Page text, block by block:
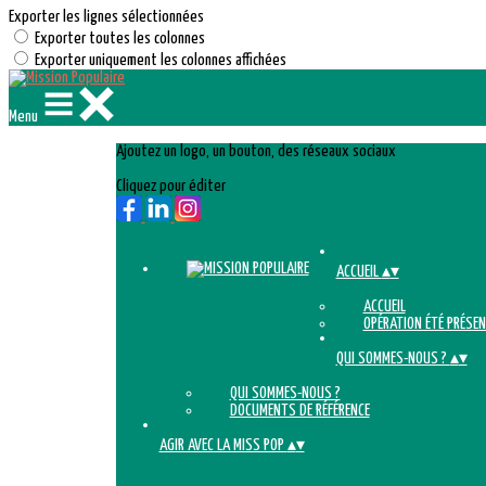
Exporter les lignes sélectionnées
Exporter toutes les colonnes
Exporter uniquement les colonnes affichées
Menu
Ajoutez un logo, un bouton, des réseaux sociaux
Cliquez pour éditer
ACCUEIL ▴▾
ACCUEIL
OPÉRATION ÉTÉ
QUI SOMMES-NOUS ? ▴▾
QUI SOMMES-NOUS ?
DOCUMENTS DE RÉFÉRENCE
AGIR AVEC LA MISS POP ▴▾